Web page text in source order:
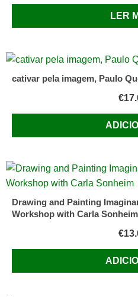
LER
cativar pela imagem, Paulo
€
Drawing and Painting
Workshop with Carla Sonheim
€